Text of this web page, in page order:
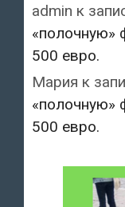
admin к
«полочную»
500 евро.
Мария к
«полочную»
500 евро.